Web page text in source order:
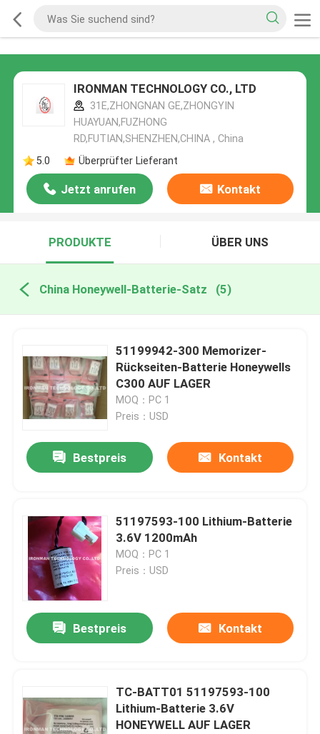
IRONMAN TECHNOLOGY CO., LTD
31E,ZHONGNAN GE,ZHONGYIN
HUAYUAN,FUZHONG
RD,FUTIAN,SHENZHEN,CHINA , China
5.0
Überprüfter Lieferant
Jetzt anrufen Kontakt
PRODUKTE ÜBER UNS
China Honeywell-Batterie-Satz (5)
51199942-300 Memorizer-
Rückseiten-Batterie Honeywells
C300 AUF LAGER
MOQ：PC 1
Preis：USD
Bestpreis Kontakt
51197593-100 Lithium-Batterie
3.6V 1200mAh
MOQ：PC 1
Preis：USD
Bestpreis Kontakt
TC-BATT01 51197593-100
Lithium-Batterie 3.6V
HONEYWELL AUF LAGER